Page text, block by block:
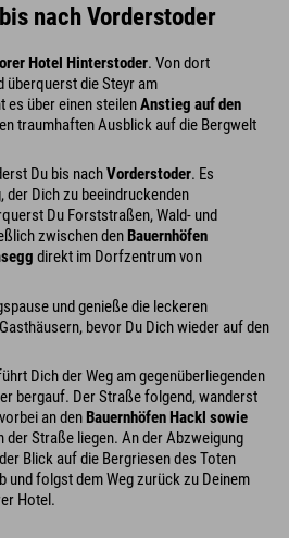
nach Vorderstoder
Hotel Hinterstoder. Von dort
überquerst die Steyr am
es über einen steilenAnstieg auf den
traumhaften Ausblick auf die Bergwelt
Du bis nachVorderstoder. Es
der Dich zu beeindruckenden
Du Forststraßen, Wald- und
zwischen denBauernhöfen
direkt im Dorfzentrum von
und genieße die leckeren
bevor Du Dich wieder auf den
Dich der Weg am gegenüberliegenden
bergauf. Der Straße folgend, wanderst
an denBauernhöfen Hackl sowie
der Straße liegen. An der Abzweigung
Blick auf die Bergriesen des Toten
und folgst dem Weg zurück zu Deinem
Hotel.